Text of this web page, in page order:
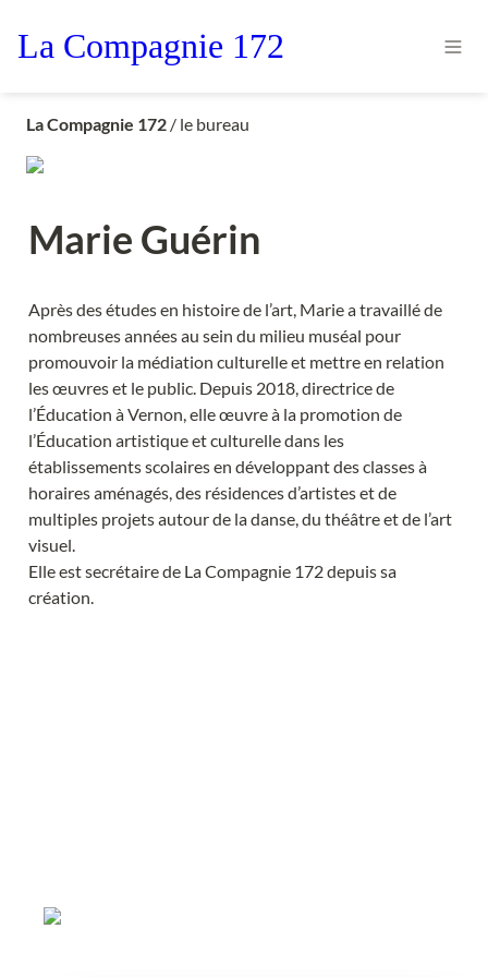
La Compagnie 172
La Compagnie 172 / le bureau
Marie Guérin
Après des études en histoire de l’art, Marie a travaillé de
nombreuses années au sein du milieu muséal pour
promouvoir la médiation culturelle et mettre en relation
les œuvres et le public. Depuis 2018, directrice de
l’Éducation à Vernon, elle œuvre à la promotion de
l’Éducation artistique et culturelle dans les
établissements scolaires en développant des classes à
horaires aménagés, des résidences d’artistes et de
multiples projets autour de la danse, du théâtre et de l’art
visuel.
Elle est secrétaire de La Compagnie 172 depuis sa